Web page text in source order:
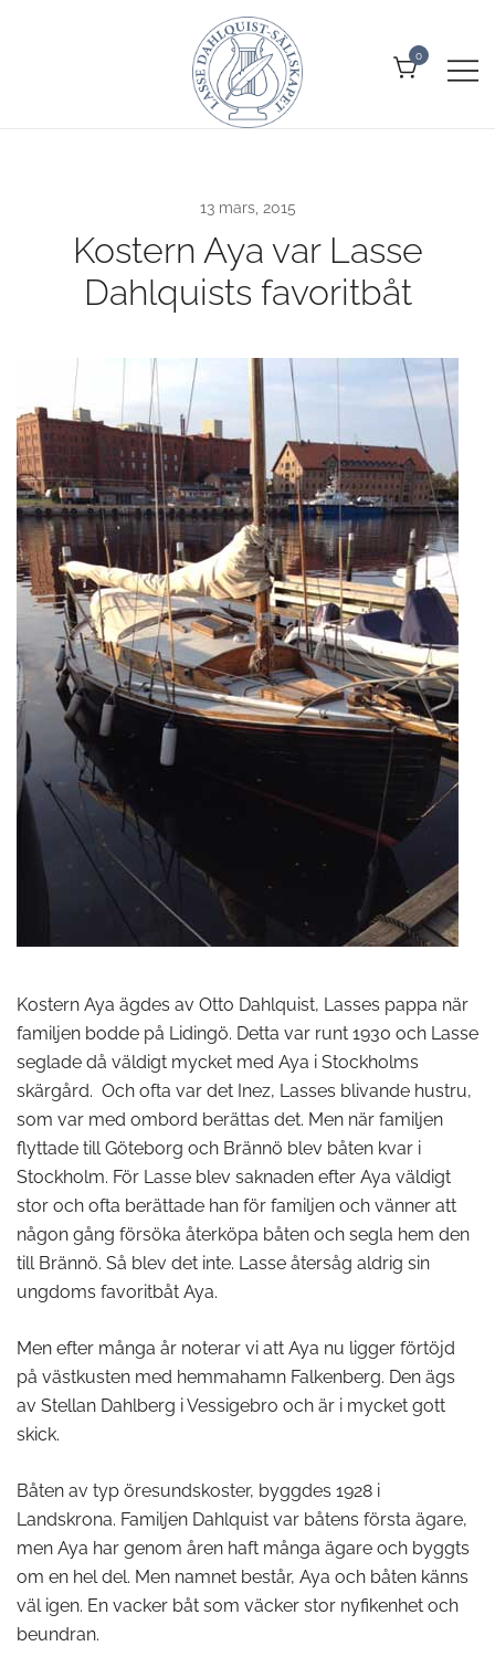
och skådespelare
0
13 mars, 2015
Kostern Aya var Lasse
Dahlquists favoritbåt
Kostern Aya ägdes av Otto Dahlquist, Lasses pappa när
familjen bodde på Lidingö. Detta var runt 1930 och Lasse
seglade då väldigt mycket med Aya i Stockholms
skärgård. Och ofta var det Inez, Lasses blivande hustru,
som var med ombord berättas det. Men när familjen
flyttade till Göteborg och Brännö blev båten kvar i
Stockholm. För Lasse blev saknaden efter Aya väldigt
stor och ofta berättade han för familjen och vänner att
någon gång försöka återköpa båten och segla hem den
till Brännö. Så blev det inte. Lasse återsåg aldrig sin
ungdoms favoritbåt Aya.
Men efter många år noterar vi att Aya nu ligger förtöjd
på västkusten med hemmahamn Falkenberg. Den ägs
av Stellan Dahlberg i Vessigebro och är i mycket gott
skick.
Båten av typ öresundskoster, byggdes 1928 i
Landskrona. Familjen Dahlquist var båtens första ägare,
men Aya har genom åren haft många ägare och byggts
om en hel del. Men namnet består, Aya och båten känns
väl igen. En vacker båt som väcker stor nyfikenhet och
beundran.